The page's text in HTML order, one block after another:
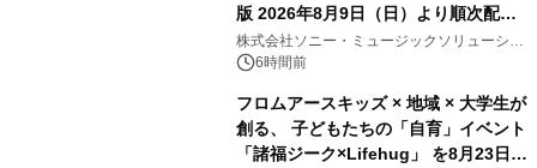
版 2026年8月9日（日）より順次配信
開始
株式会社ソニー・ミュージックソリューショ
ンズ6時間前
フロムアースキッズ × 地域 × 大学生が
創る、 子どもたちの「自育」イベント
「諸福ジーク×Lifehug」 を8月23日